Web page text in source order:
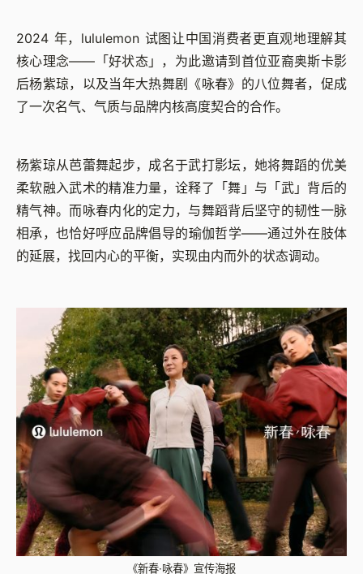
2024 年，lululemon 试图让中国消费者更直观地理解其
核心理念——「好状态」，为此邀请到首位亚裔奥斯卡影
后杨紫琼，以及当年大热舞剧《咏春》的八位舞者，促成
了一次名气、气质与品牌内核高度契合的合作。
杨紫琼从芭蕾舞起步，成名于武打影坛，她将舞蹈的优美
柔软融入武术的精准力量，诠释了「舞」与「武」背后的
精气神。而咏春内化的定力，与舞蹈背后坚守的韧性一脉
相承，也恰好呼应品牌倡导的瑜伽哲学——通过外在肢体
的延展，找回内心的平衡，实现由内而外的状态调动。
《新春·咏春》宣传海报